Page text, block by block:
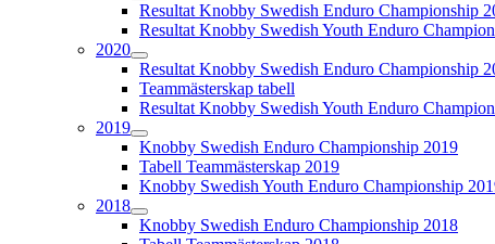
Resultat Knobby Swedish Enduro Championship
Resultat Knobby Swedish Youth Enduro
2020
Resultat Knobby Swedish Enduro Championship
Teammästerskap tabell
Resultat Knobby Swedish Youth Enduro
2019
Knobby Swedish Enduro Championship 2019
Tabell Teammästerskap 2019
Knobby Swedish Youth Enduro Championship
2018
Knobby Swedish Enduro Championship 2018